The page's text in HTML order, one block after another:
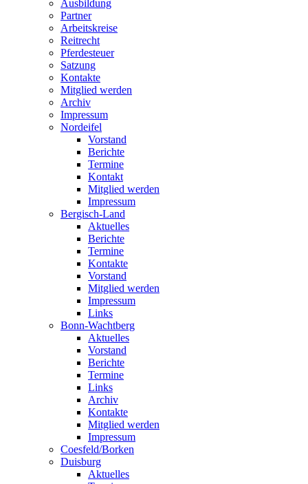
Ausbildung
Partner
Arbeitskreise
Reitrecht
Pferdesteuer
Satzung
Kontakte
Mitglied werden
Archiv
Impressum
Nordeifel
Vorstand
Berichte
Termine
Kontakt
Mitglied werden
Impressum
Bergisch-Land
Aktuelles
Berichte
Termine
Kontakte
Vorstand
Mitglied werden
Impressum
Links
Bonn-Wachtberg
Aktuelles
Vorstand
Berichte
Termine
Links
Archiv
Kontakte
Mitglied werden
Impressum
Coesfeld/Borken
Duisburg
Aktuelles